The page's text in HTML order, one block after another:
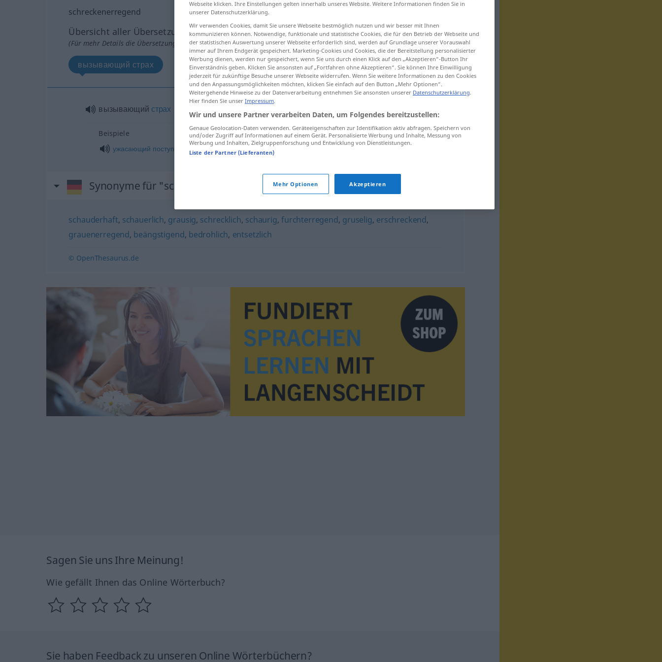
schreckenerregend
Übersicht aller Übersetzungen
(Für mehr Details die Übersetzung anklicken/antippen)
вызывающий страх
вызывающий страх
Beispiele
ужасающий поступок gen eine schreckenerregende
Synonyme für "schreckenerregend"
schauderhaft, schauerlich, grausig, schrecklich, schaurig,furchterregend, gruselig, erschreckend,
grauenerregend, beängstigend, bedrohlich, entsetzlich
© OpenThesaurus.de
Sagen Sie uns Ihre Meinung!
Wie gefällt Ihnen das Online Wörterbuch?
Sie haben Feedback zu unseren Online Wörterbüchern?
Webseite klicken. Ihre Einstellungen gelten innerhalb unseres Website. Weitere Informationen finden Sie in
unserer Datenschutzerklärung.
Wir verwenden Cookies, damit Sie unsere Webseite bestmöglich nutzen und wir besser mit Ihnen
kommunizieren können. Notwendige, funktionale und statistische Cookies, die für den Betrieb der Webseite und
der statistischen Auswertung unserer Webseite erforderlich sind, werden auf Grundlage unserer Vorauswahl
immer auf Ihrem Endgerät gespeichert. Marketing-Cookies und Cookies, die der Bereitstellung personalisierter
Werbung dienen, werden nur gespeichert, wenn Sie uns durch einen Klick auf den „Akzeptieren“-Button Ihr
Einverständnis geben. Klicken Sie ansonsten auf „Fortfahren ohne Akzeptieren“. Sie können Ihre Einwilligung
jederzeit für zukünftige Besuche unserer Webseite widerrufen. Wenn Sie weitere Informationen zu den Cookies
und den Anpassungsmöglichkeiten möchten, klicken Sie einfach auf den Button „Mehr Optionen“.
Weitergehende Hinweise zu der Datenverarbeitung entnehmen Sie ansonsten unserer Datenschutzerklärung.
Hier finden Sie unser Impressum.
Wir und unsere Partner verarbeiten Daten, um Folgendes bereitzustellen:
Genaue Geolocation-Daten verwenden. Geräteeigenschaften zur Identifikation aktiv abfragen. Speichern von
und/oder Zugriff auf Informationen auf einem Gerät. Personalisierte Werbung und Inhalte, Messung von
Werbung und Inhalten, Zielgruppenforschung und Entwicklung von Dienstleistungen.
Liste der Partner (Lieferanten)
Mehr Optionen Akzeptieren